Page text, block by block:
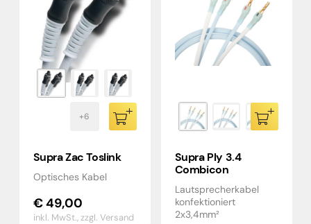
Supra Zac Toslink
Optisches Kabel
€49,00
inkl. MwSt.,zzgl. Versand
Supra Ply 3.4
Combicon
Lautsprecherkabel
konfektioniert
2x3,4mm²